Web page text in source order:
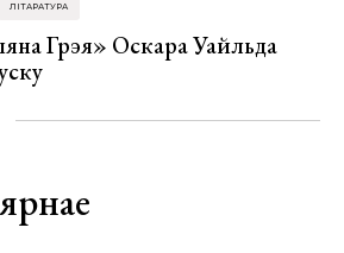
ЛІТАРАТУРА
Грэя» Оскара Уайльда